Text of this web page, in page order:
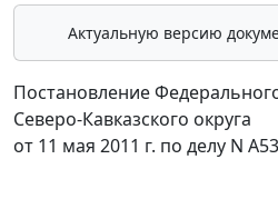
Актуальную версию
Постановление
Северо-Кавказского округа
от 11 мая 2011 г. по делу N